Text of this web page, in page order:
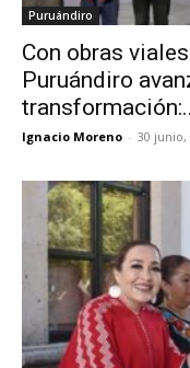
Puruándiro
Con obras
Puruándiro
Ignacio Moreno - 30 junio,